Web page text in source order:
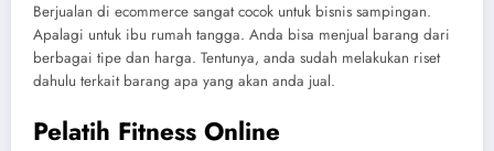
Berjualan di ecommerce sangat cocok untuk bisnis sampingan.
Apalagi untuk ibu rumah tangga. Anda bisa menjual barang dari
berbagai tipe dan harga. Tentunya, anda sudah melakukan riset
dahulu terkait barang apa yang akan anda jual.
Pelatih Fitness Online